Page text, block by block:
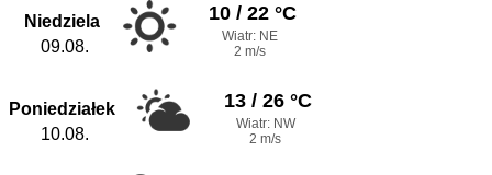
Niedziela
09.08.
10 / 22 °C
Wiatr: NE
2 m/s
Poniedziałek
10.08.
13 / 26 °C
Wiatr: NW
2 m/s